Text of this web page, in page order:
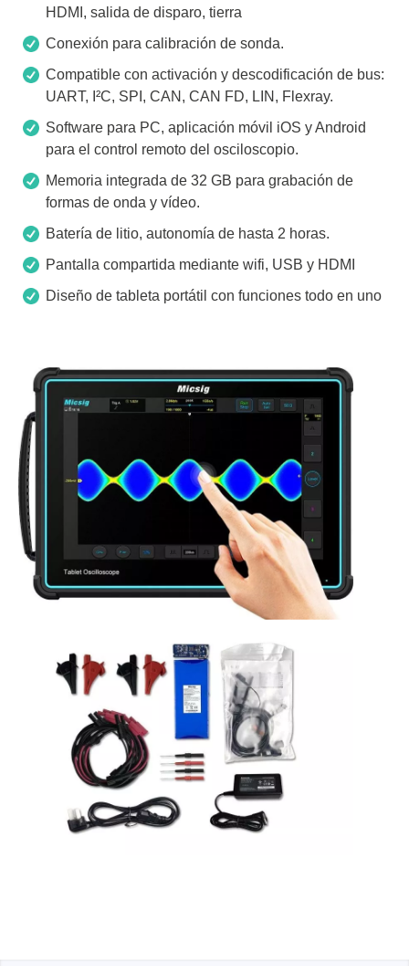
HDMI, salida de disparo, tierra
Conexión para calibración de sonda.
Compatible con activación y descodificación de bus:
UART, I²C, SPI, CAN, CAN FD, LIN, Flexray.
Software para PC, aplicación móvil iOS y Android
para el control remoto del osciloscopio.
Memoria integrada de 32 GB para grabación de
formas de onda y vídeo.
Batería de litio, autonomía de hasta 2 horas.
Pantalla compartida mediante wifi, USB y HDMI
Diseño de tableta portátil con funciones todo en uno